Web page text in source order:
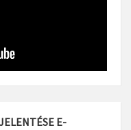
E-